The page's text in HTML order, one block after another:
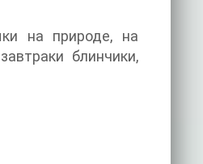
на природе, на
блинчики,